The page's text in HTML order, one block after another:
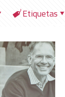
Etiquetas